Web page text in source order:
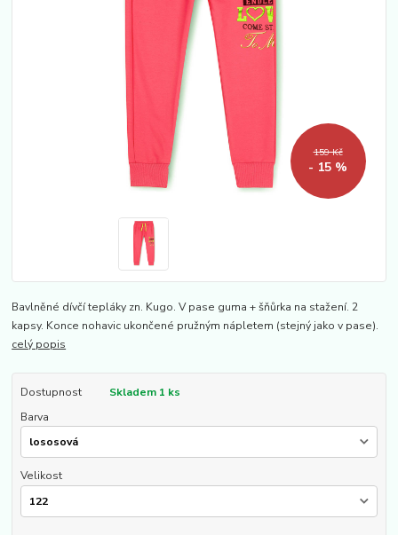
159 Kč
- 15 %
Bavlněné dívčí tepláky zn. Kugo. V pase guma + šňůrka na stažení. 2
kapsy. Konce nohavic ukončené pružným nápletem (stejný jako v pase).
celý popis
Dostupnost
Skladem 1 ks
Barva
Velikost